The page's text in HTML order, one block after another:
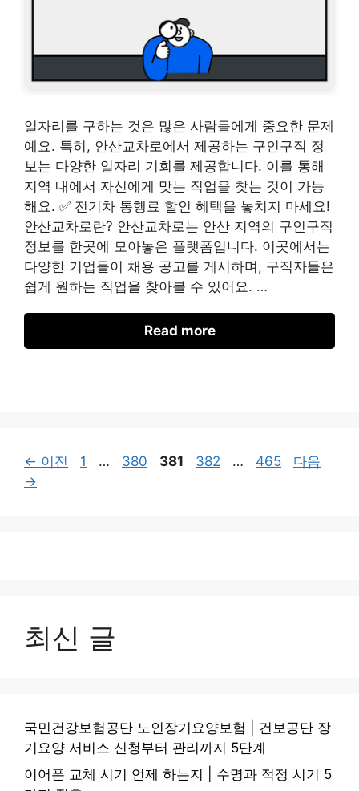
일자리를 구하는 것은 많은 사람들에게 중요한 문제
예요. 특히, 안산교차로에서 제공하는 구인구직 정
보는 다양한 일자리 기회를 제공합니다. 이를 통해
지역 내에서 자신에게 맞는 직업을 찾는 것이 가능
해요. ✅ 전기차 통행료 할인 혜택을 놓치지 마세요!
안산교차로란? 안산교차로는 안산 지역의 구인구직
정보를 한곳에 모아놓은 플랫폼입니다. 이곳에서는
다양한 기업들이 채용 공고를 게시하며, 구직자들은
쉽게 원하는 직업을 찾아볼 수 있어요. …
Read more
← 이전
페
1 …
페
380
페
381
페
382 …
페
465
다음
→
최신 글
국민건강보험공단 노인장기요양보험 | 건보공단 장
기요양 서비스 신청부터 관리까지 5단계
이어폰 교체 시기 언제 하는지 | 수명과 적정 시기 5